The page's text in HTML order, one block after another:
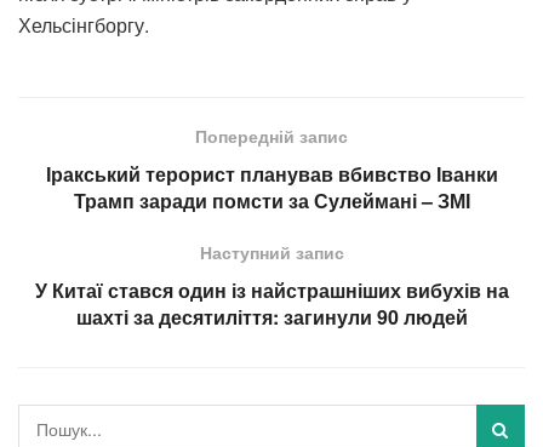
Хельсінгборгу.
Попередній запис
Іракський терорист планував вбивство Іванки
Трамп заради помсти за Сулеймані – ЗМІ
Наступний запис
У Китаї стався один із найстрашніших вибухів на
шахті за десятиліття: загинули 90 людей